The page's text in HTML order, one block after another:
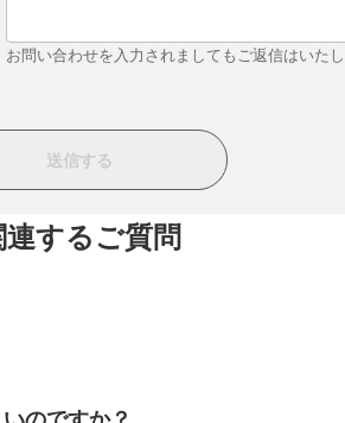
お問い合わせを入力されましてもご返信はいた
連するご質問